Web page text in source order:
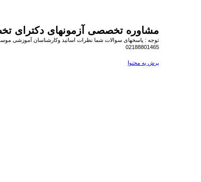
مشاوره تخصصی آزمونهای دکترای
توجه : پاسخهای سوالات شما نظرات اساتید وکارشناسان آموزشی
02188801465
پرش به محتوا